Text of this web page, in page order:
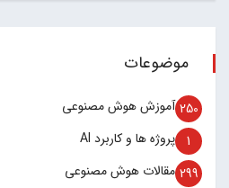
موضوعات
آموزش هوش مصنوعی 250
پروژه ها و کاربرد AI 1
مقالات هوش مصنوعی 299